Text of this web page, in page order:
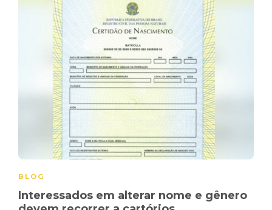
BLOG
Interessados em alterar nome e gênero